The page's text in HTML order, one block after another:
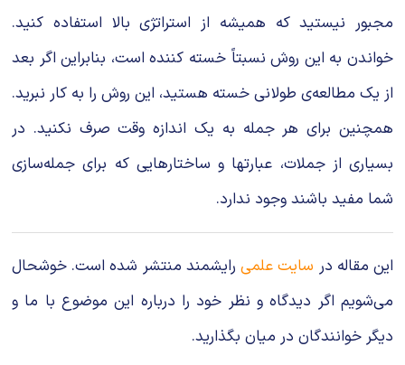
مجبور نیستید که همیشه از استراتژی بالا استفاده کنید.
خواندن به این روش نسبتاً خسته کننده است، بنابراین اگر بعد
از یک مطالعه‌ی طولانی خسته هستید، این روش را به کار نبرید.
همچنین برای هر جمله به یک اندازه وقت صرف نکنید. در
بسیاری از جملات، عبارتها و ساختارهایی که برای جمله‌سازی
شما مفید باشند وجود ندارد.
این مقاله در سایت علمیرایشمند منتشر شده است. خوشحال
می‌شویم اگر دیدگاه و نظر خود را درباره این موضوع با ما و
دیگر خوانندگان در میان بگذارید.